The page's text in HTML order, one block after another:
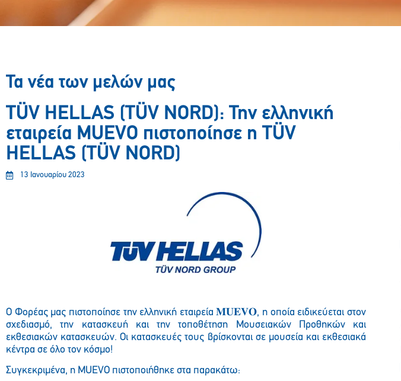
Τα νέα των μελών μας
TÜV HELLAS (TÜV NORD): Την ελληνική
εταιρεία MUEVO πιστοποίησε η TÜV
HELLAS (TÜV NORD)
13 Ιανουαρίου 2023
O Φορέας μας πιστοποίησε την ελληνική εταιρεία𝐌𝐔𝐄𝐕𝐎, η οποία ειδικεύεται στον
σχεδιασμό, την κατασκευή και την τοποθέτηση Μουσειακών Προθηκών και
εκθεσιακών κατασκευών. Οι κατασκευές τους βρίσκονται σε μουσεία και εκθεσιακά
κέντρα σε όλο τον κόσμο!
Συγκεκριμένα, η ΜUEVO πιστοποιήθηκε στα παρακάτω: